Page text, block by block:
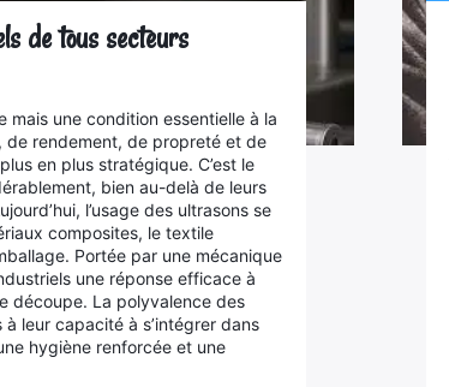
de tous secteurs
mais une condition essentielle à la
de rendement, de propreté et de
en plus stratégique. C’est le
bien au-delà de leurs
l’usage des ultrasons se
composites, le textile
Portée par une mécanique
une réponse efficace à
découpe. La polyvalence des
leur capacité à s’intégrer dans
hygiène renforcée et une